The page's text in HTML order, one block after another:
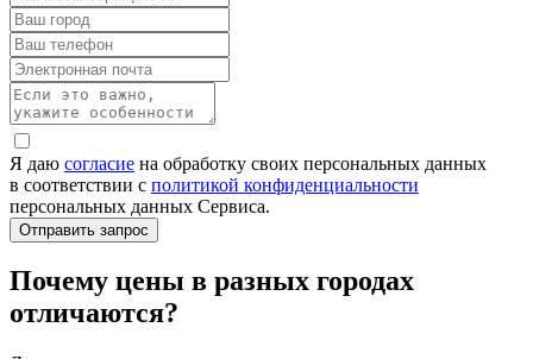
Я даю согласие на обработку своих персональных данных
в соответствии с политикой конфиденциальности
персональных данных Сервиса.
Почему цены в разных городах
отличаются?